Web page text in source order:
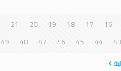
16
17
18
19
20
21
43
44
45
46
47
48
49